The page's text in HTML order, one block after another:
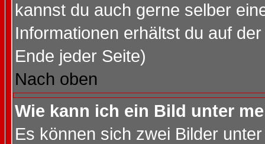
kannst du auch gerne selber
Informationen erhältst du auf
Ende jeder Seite)
Nach oben
Wie kann ich ein Bild unter
Es können sich zwei Bilder